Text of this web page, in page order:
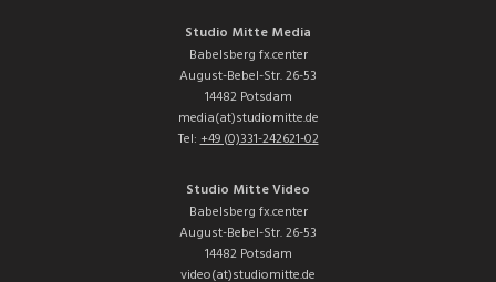
Studio Mitte Media
Babelsberg fx.center
August-Bebel-Str. 26-53
14482 Potsdam
media(at)studiomitte.de
Tel:+49 (0)331-242621-02
Studio Mitte Video
Babelsberg fx.center
August-Bebel-Str. 26-53
14482 Potsdam
video(at)studiomitte.de